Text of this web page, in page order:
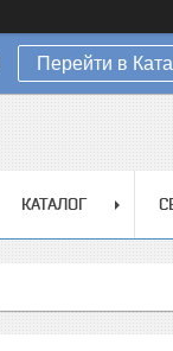
Перейти в
КАТАЛОГ